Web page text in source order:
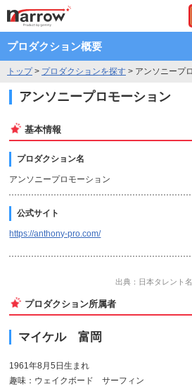
プロダクション概要
トップ> プロダクションを探す > アンソニープ
アンソニープロモーション
基本情報
プロダクション名
アンソニープロモーション
公式サイト
https://anthony-pro.com/
出典：日本タレント
プロダクション所属者
マイケル 富岡
1961年8月5日生まれ
趣味：ウェイクボード サーフィン